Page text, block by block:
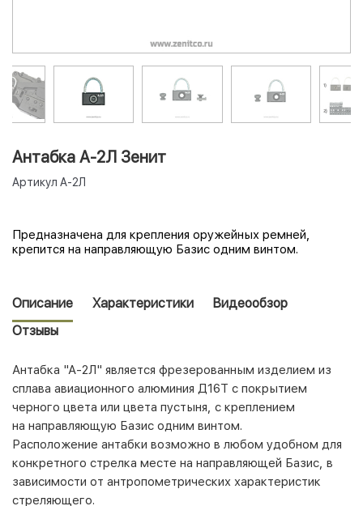
Антабка А-2Л Зенит
Артикул А-2Л
Предназначена для крепления оружейных ремней,
крепится на направляющую Базис одним винтом.
Описание Характеристики
Видеообзор
Отзывы
Антабка "А-2Л" является фрезерованным изделием из
сплава авиационного алюминия Д16Т с покрытием
черного цвета или цвета пустыня, с креплением
на направляющую Базис одним винтом.
Расположение антабки возможно в любом удобном для
конкретного стрелка месте на направляющей Базис, в
зависимости от антропометрических характеристик
стреляющего.